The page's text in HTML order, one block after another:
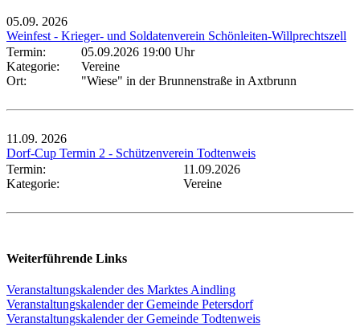
05.09. 2026
Weinfest - Krieger- und Soldatenverein Schönleiten-Willprechtszell
Termin:
05.09.2026 19:00 Uhr
Kategorie:
Vereine
Ort:
"Wiese" in der Brunnenstraße in Axtbrunn
11.09. 2026
Dorf-Cup Termin 2 - Schützenverein Todtenweis
Termin:
11.09.2026
Kategorie:
Vereine
Weiterführende Links
Veranstaltungskalender des Marktes Aindling
Veranstaltungskalender der Gemeinde Petersdorf
Veranstaltungskalender der Gemeinde Todtenweis